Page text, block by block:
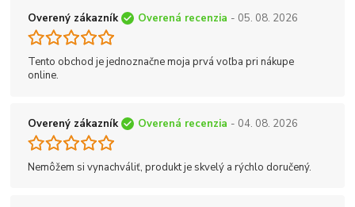
Overený zákazník Overená recenzia - 05. 08. 2026
Tento obchod je jednoznačne moja prvá voľba pri nákupe
online.
Overený zákazník Overená recenzia - 04. 08. 2026
Nemôžem si vynachváliť, produkt je skvelý a rýchlo doručený.